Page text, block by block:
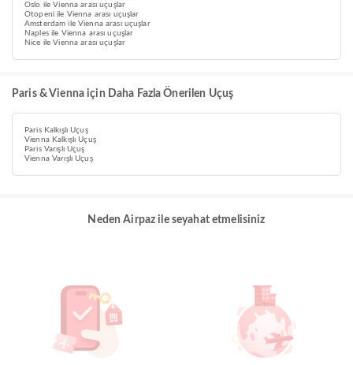
Oslo ile Vienna arası uçuşlar
Otopeni ile Vienna arası uçuşlar
Amsterdam ile Vienna arası uçuşlar
Naples ile Vienna arası uçuşlar
Nice ile Vienna arası uçuşlar
Paris & Vienna için Daha Fazla Önerilen Uçuş
Paris Kalkışlı Uçuş
Vienna Kalkışlı Uçuş
Paris Varışlı Uçuş
Vienna Varışlı Uçuş
Neden Airpaz ile seyahat etmelisiniz